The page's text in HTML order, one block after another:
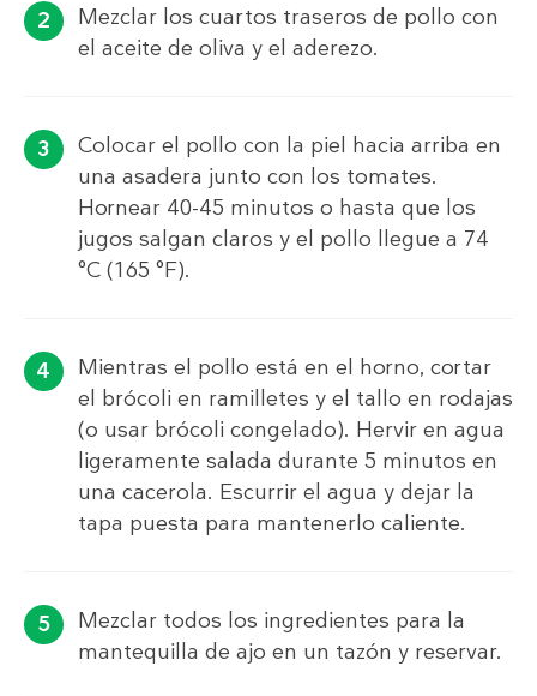
Mezclar los cuartos traseros de pollo con
el aceite de oliva y el aderezo.
Colocar el pollo con la piel hacia arriba en
una asadera junto con los tomates.
Hornear 40-45 minutos o hasta que los
jugos salgan claros y el pollo llegue a 74
°C (165 °F).
Mientras el pollo está en el horno, cortar
el brócoli en ramilletes y el tallo en rodajas
(o usar brócoli congelado). Hervir en agua
ligeramente salada durante 5 minutos en
una cacerola. Escurrir el agua y dejar la
tapa puesta para mantenerlo caliente.
Mezclar todos los ingredientes para la
mantequilla de ajo en un tazón y reservar.